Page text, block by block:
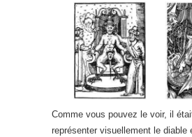
Comme vous pouvez le voir, il
représenter visuellement le diable